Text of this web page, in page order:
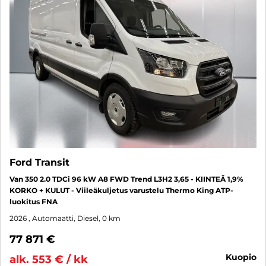
Ford Transit
Van 350 2.0 TDCi 96 kW A8 FWD Trend L3H2 3,65 - KIINTEÄ 1,9%
KORKO + KULUT - Viileäkuljetus varustelu Thermo King ATP-
luokitus FNA
2026 , Automaatti, Diesel, 0 km
77 871 €
alk. 553 € / kk
kuopio